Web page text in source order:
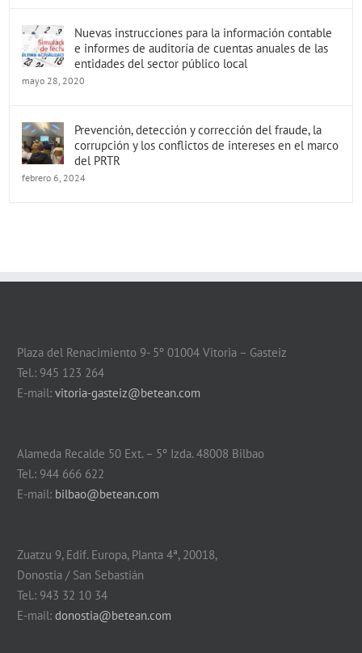
Nuevas instrucciones para la información contable
e informes de auditoría de cuentas anuales de las
entidades del sector público local
mayo 28, 2020
Prevención, detección y corrección del fraude, la
corrupción y los conflictos de intereses en el marco
del PRTR
febrero 6, 2024
Plaza del Renacimiento 9- 5º 01004 Vitoria – Gasteiz
Tel.: 945 123 264
E-mail: vitoria-gasteiz@betean.com
Alameda Recalde 50 Ext. – 5º Izda. 48008 Bilbao
Tel.: 944 666 622
E-mail: bilbao@betean.com
Zuatzu 9, Edif. Europa, Planta 4ª, 20018,
Donostia / San Sebastián
Tel.: 943 32 10 34
E-mail: donostia@betean.com